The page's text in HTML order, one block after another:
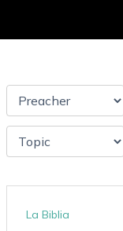
La Biblia